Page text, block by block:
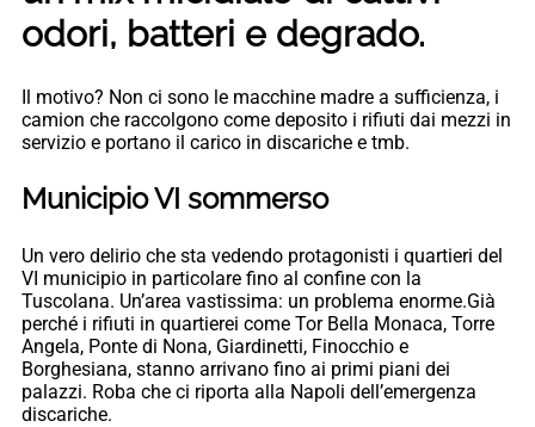
odori, batteri e degrado.
Il motivo? Non ci sono le macchine madre a sufficienza, i
camion che raccolgono come deposito i rifiuti dai mezzi in
servizio e portano il carico in discariche e tmb.
Municipio VI sommerso
Un vero delirio che sta vedendo protagonisti i quartieri del
VI municipio in particolare fino al confine con la
Tuscolana. Un’area vastissima: un problema enorme.Già
perché i rifiuti in quartierei come Tor Bella Monaca, Torre
Angela, Ponte di Nona, Giardinetti, Finocchio e
Borghesiana, stanno arrivano fino ai primi piani dei
palazzi. Roba che ci riporta alla Napoli dell’emergenza
discariche.